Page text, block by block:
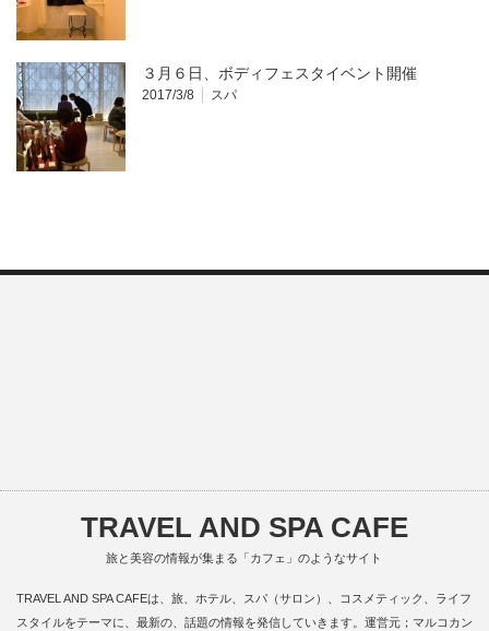
３月６日、ボディフェスタイベント開催
2017/3/8 スパ
TRAVEL AND SPA CAFE
旅と美容の情報が集まる「カフェ」のようなサイト
TRAVEL AND SPA CAFEは、旅、ホテル、スパ（サロン）、コスメティック、ライフ
スタイルをテーマに、最新の、話題の情報を発信していきます。運営元；マルコカン